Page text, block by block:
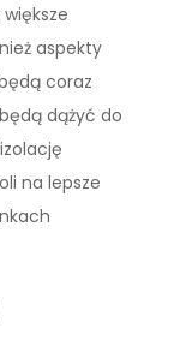
aspekty
coraz
dążyć do
na lepsze